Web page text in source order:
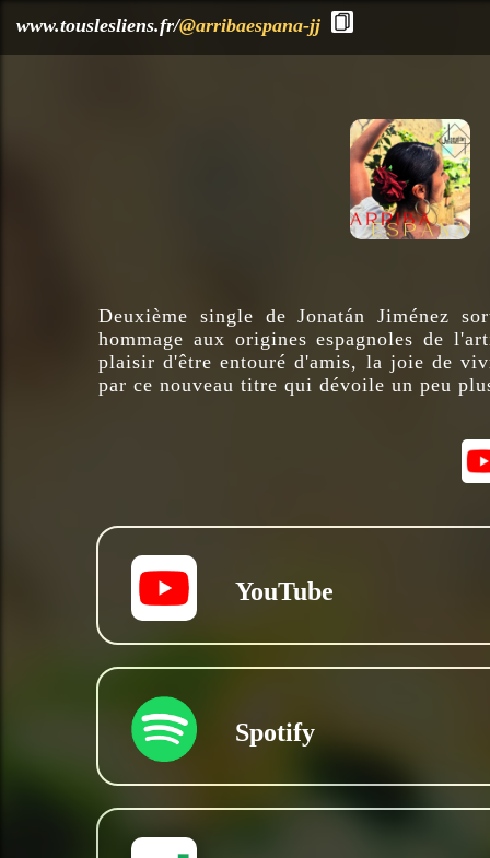
www.touslesliens.fr/@arribaespana-jj
Deuxième single de Jonatán Jiménez
hommage aux origines espagnoles de
plaisir d'être entouré d'amis, la joie de
par ce nouveau titre qui dévoile un peu
YouTube
Spotify